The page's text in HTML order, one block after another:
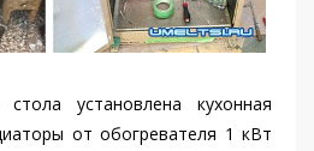
установлена кухонная
от обогревателя 1 кВт